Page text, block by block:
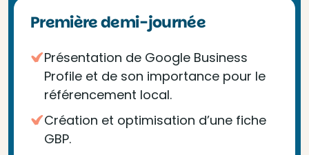
Première demi-journée
Présentation de Google Business
Profile et de son importance pour le
référencement local.
Création et optimisation d’une fiche
GBP.